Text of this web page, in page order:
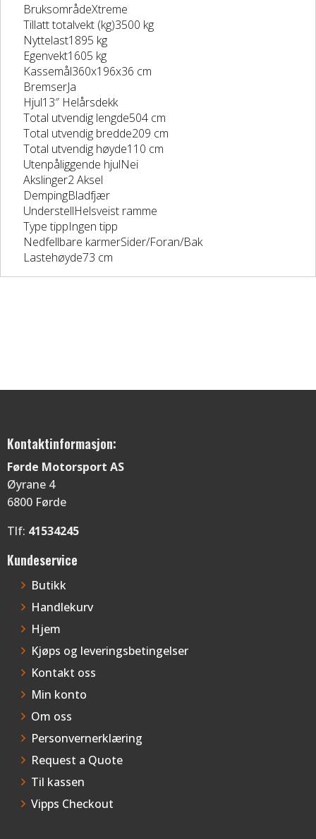
BruksområdeXtreme
Tillatt totalvekt (kg)3500 kg
Nyttelast1895 kg
Egenvekt1605 kg
Kassemål360x196x36 cm
BremserJa
Hjul13″ Helårsdekk
Total utvendig lengde504 cm
Total utvendig bredde209 cm
Total utvendig høyde110 cm
Utenpåliggende hjulNei
Akslinger2 Aksel
DempingBladfjær
UnderstellHelsveist ramme
Type tippIngen tipp
Nedfellbare karmerSider/Foran/Bak
Lastehøyde73 cm
Kontaktinformasjon:
Førde Motorsport AS
Øyrane 4
6800 Førde
Tlf: 41534245
Kundeservice
Butikk
Handlekurv
Hjem
Kjøps og leveringsbetingelser
Kontakt oss
Min konto
Om oss
Personvernerklæring
Request a Quote
Til kassen
Vipps Checkout